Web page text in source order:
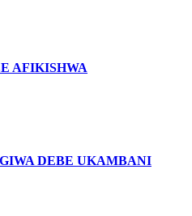
AFIKISHWA
DEBE UKAMBANI